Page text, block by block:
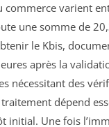
commerce varient
une somme de
le Kbis,
après la
nécessitant des
dépend
initial. Une fois